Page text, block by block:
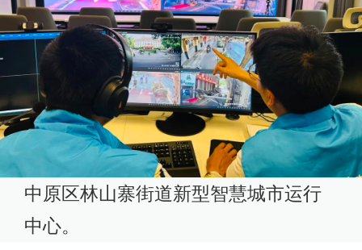
中原区林山寨街道新型智慧城市运行
中心。